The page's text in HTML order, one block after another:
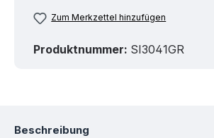
Zum Merkzettel hinzufügen
Produktnummer: SI3041GR
Beschreibung